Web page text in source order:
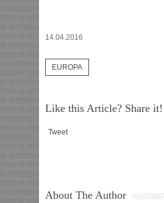
14.04.2016
EUROPA
Like this Article? Share it!
Tweet
About The Author